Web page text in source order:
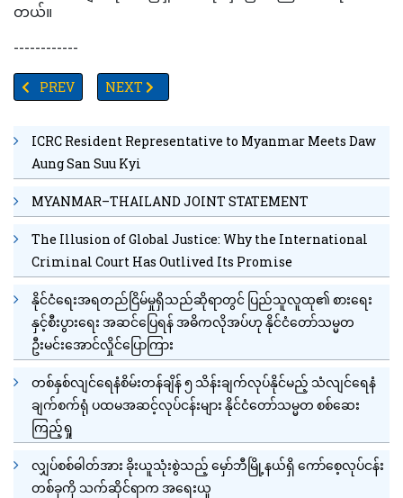
တယ်။
------------
PREVIOUS ARTICLE: တန့်ယန်းမြို့နယ်တွင် မိုးသည်းထန်စွာရွာသွန်းမှုက
PREV NEXT ARTICLE: စက်သုံးဆီသင်္ဘော(၁၀)စီးရောက်
NEXT
ICRC Resident Representative to Myanmar Meets Daw
Aung San Suu Kyi
MYANMAR–THAILAND JOINT STATEMENT
The Illusion of Global Justice: Why the International
Criminal Court Has Outlived Its Promise
နိုင်ငံရေးအရတည်ငြိမ်မှုရှိသည်ဆိုရာတွင် ပြည်သူလူထု၏ စားရေး
နှင့်စီးပွားရေး အဆင်ပြေရန် အဓိကလိုအပ်ဟု နိုင်ငံတော်သမ္မတ
ဦးမင်းအောင်လှိုင်ပြောကြား
တစ်နှစ်လျင်ရေနံစိမ်းတန်ချိန် ၅ သိန်းချက်လုပ်နိုင်မည့် သံလျင်ရေနံ
ချက်စက်ရုံ ပထမအဆင့်လုပ်ငန်းများ နိုင်ငံတော်သမ္မတ စစ်ဆေး
ကြည့်ရှု
လျှပ်စစ်ဓါတ်အား ခိုးယူသုံးစွဲသည့် မှော်ဘီမြို့နယ်ရှိ ကော်စေ့လုပ်ငန်း
တစ်ခုကို သက်ဆိုင်ရာက အရေးယူ